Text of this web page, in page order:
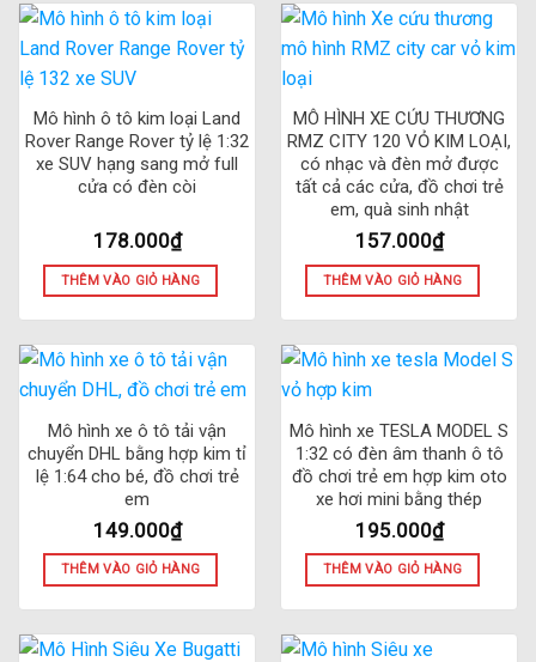
Mô hình ô tô kim loại Land
Rover Range Rover tỷ lệ 1:32
xe SUV hạng sang mở full
cửa có đèn còi
178.000₫
THÊM VÀO GIỎ HÀNG
MÔ HÌNH XE CỨU THƯƠNG
RMZ CITY 120 VỎ KIM LOẠI,
có nhạc và đèn mở được
tất cả các cửa, đồ chơi trẻ
em, quà sinh nhật
157.000₫
THÊM VÀO GIỎ HÀNG
Mô hình xe ô tô tải vận
chuyển DHL bằng hợp kim tỉ
lệ 1:64 cho bé, đồ chơi trẻ
em
149.000₫
THÊM VÀO GIỎ HÀNG
Mô hình xe TESLA MODEL S
1:32 có đèn âm thanh ô tô
đồ chơi trẻ em hợp kim oto
xe hơi mini bằng thép
195.000₫
THÊM VÀO GIỎ HÀNG